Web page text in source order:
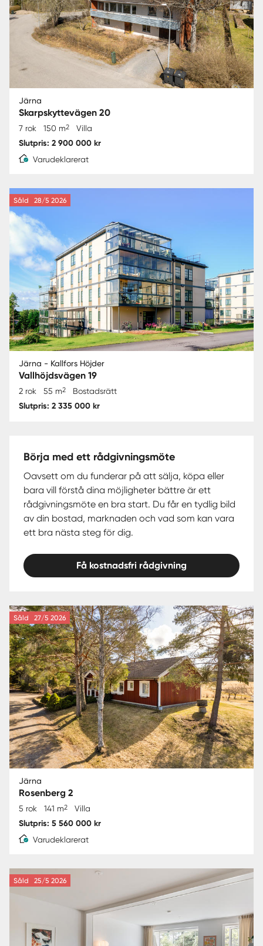
Järna
Skarpskyttevägen 20
7 rok 150 m2 Villa
Slutpris: 2 900 000 kr
Varudeklarerat
Såld 28/5 2026
Järna - Kallfors Höjder
Vallhöjdsvägen 19
2 rok 55 m2 Bostadsrätt
Slutpris: 2 335 000 kr
Börja med ett rådgivningsmöte
Oavsett om du funderar på att sälja, köpa eller
bara vill förstå dina möjligheter bättre är ett
rådgivningsmöte en bra start. Du får en tydlig bild
av din bostad, marknaden och vad som kan vara
ett bra nästa steg för dig.
Få kostnadsfri rådgivning
Såld 27/5 2026
Järna
Rosenberg 2
5 rok 141 m2 Villa
Slutpris: 5 560 000 kr
Varudeklarerat
Såld 25/5 2026